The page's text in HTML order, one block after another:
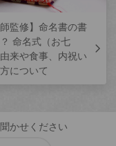
師監修】命名書の書
命名式（お七
来や食事、内祝い
について
かせください